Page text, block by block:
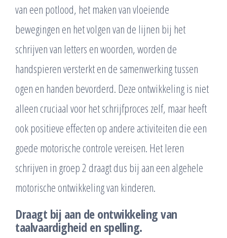
van een potlood, het maken van vloeiende
bewegingen en het volgen van de lijnen bij het
schrijven van letters en woorden, worden de
handspieren versterkt en de samenwerking tussen
ogen en handen bevorderd. Deze ontwikkeling is niet
alleen cruciaal voor het schrijfproces zelf, maar heeft
ook positieve effecten op andere activiteiten die een
goede motorische controle vereisen. Het leren
schrijven in groep 2 draagt dus bij aan een algehele
motorische ontwikkeling van kinderen.
Draagt bij aan de ontwikkeling van
taalvaardigheid en spelling.